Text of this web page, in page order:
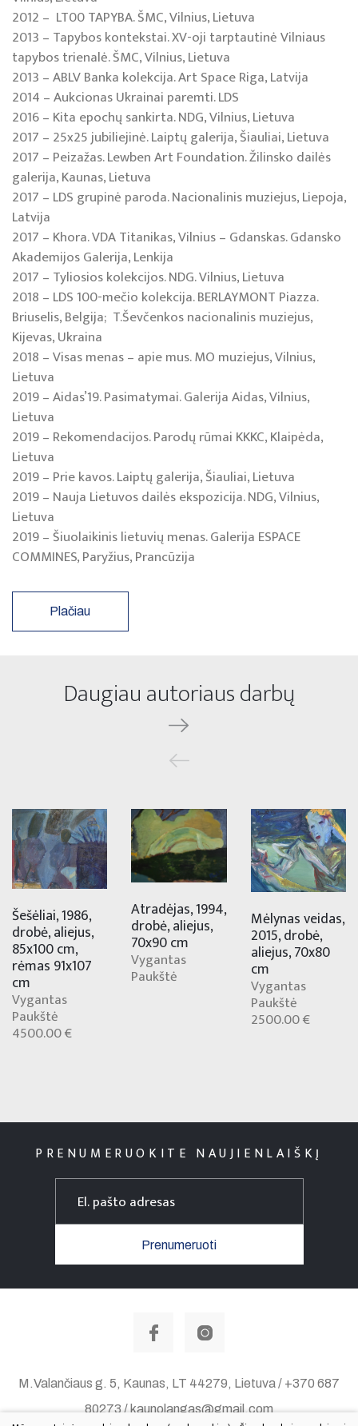
2012 – LT00 TAPYBA. ŠMC, Vilnius, Lietuva
2013 – Tapybos kontekstai. XV-oji tarptautinė Vilniaus
tapybos trienalė. ŠMC, Vilnius, Lietuva
2013 – ABLV Banka kolekcija. Art Space Riga, Latvija
2014 – Aukcionas Ukrainai paremti. LDS
2016 – Kita epochų sankirta. NDG, Vilnius, Lietuva
2017 – 25x25 jubiliejinė. Laiptų galerija, Šiauliai, Lietuva
2017 – Peizažas. Lewben Art Foundation. Žilinsko dailės
galerija, Kaunas, Lietuva
2017 – LDS grupinė paroda. Nacionalinis muziejus, Liepoja,
Latvija
2017 – Khora. VDA Titanikas, Vilnius – Gdanskas. Gdansko
Akademijos Galerija, Lenkija
2017 – Tyliosios kolekcijos. NDG. Vilnius, Lietuva
2018 – LDS 100-mečio kolekcija. BERLAYMONT Piazza.
Briuselis, Belgija; T.Ševčenkos nacionalinis muziejus,
Kijevas, Ukraina
2018 – Visas menas – apie mus. MO muziejus, Vilnius,
Lietuva
2019 – Aidas’19. Pasimatymai. Galerija Aidas, Vilnius,
Lietuva
2019 – Rekomendacijos. Parodų rūmai KKKC, Klaipėda,
Lietuva
2019 – Prie kavos. Laiptų galerija, Šiauliai, Lietuva
2019 – Nauja Lietuvos dailės ekspozicija. NDG, Vilnius,
Lietuva
2019 – Šiuolaikinis lietuvių menas. Galerija ESPACE
COMMINES, Paryžius, Prancūzija
Plačiau
Daugiau autoriaus darbų
Šešėliai, 1986,
drobė, aliejus,
85x100 cm,
rėmas 91x107
cm
Vygantas
Paukštė
4500.00 €
Atradėjas, 1994,
drobė, aliejus,
70x90 cm
Vygantas
Paukštė
Mėlynas veidas,
2015, drobė,
aliejus, 70x80
cm
Vygantas
Paukštė
2500.00 €
PRENUMERUOKITE NAUJIENLAIŠKĮ
Prenumeruoti
M.Valančiaus g. 5, Kaunas, LT 44279, Lietuva / +370 687
80273 / kaunolangas@gmail.com